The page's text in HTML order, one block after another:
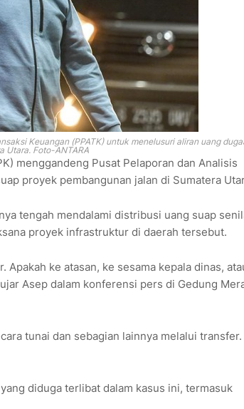
Keuangan (PPATK) untuk menelusuri aliran uang
Utara. Foto-ANTARA
menggandeng Pusat Pelaporan dan Analisis
proyek pembangunan jalan di Sumatera
tengah mendalami distribusi uang suap
proyek infrastruktur di daerah tersebut.
ke atasan, ke sesama kepala dinas,
Asep dalam konferensi pers di Gedung
tunai dan sebagian lainnya melalui transfer.
diduga terlibat dalam kasus ini, termasuk